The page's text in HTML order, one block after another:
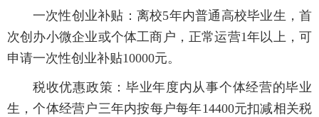
一次性创业补贴：离校5年内普通高校毕业生，首
次创办小微企业或个体工商户，正常运营1年以上，可
申请一次性创业补贴10000元。
税收优惠政策：毕业年度内从事个体经营的毕业
生，个体经营户三年内按每户每年14400元扣减相关税